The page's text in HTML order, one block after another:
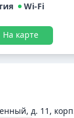
Wi-Fi
На карте
д. 11,